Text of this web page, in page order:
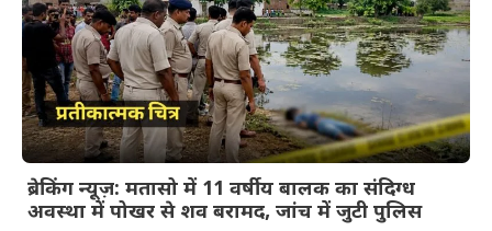
ब्रेकिंग न्यूज़: मतासो में 11 वर्षीय बालक का संदिग्ध
अवस्था में पोखर से शव बरामद, जांच में जुटी पुलिस